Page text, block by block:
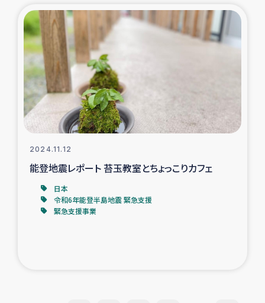
2024.11.12
能登地震レポート 苔玉教室とちょっこりカフェ
日本
令和6年能登半島地震 緊急支援
緊急支援事業